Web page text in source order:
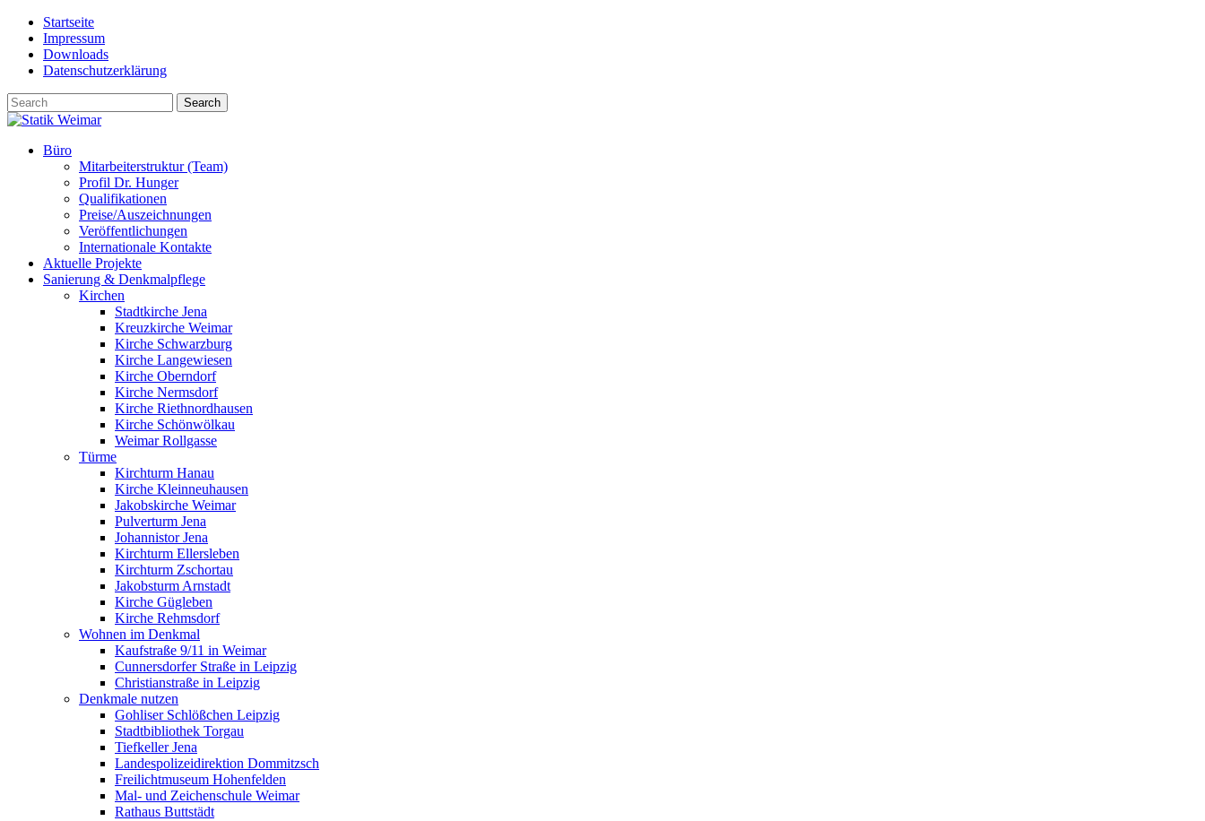
Skip
content
Startseite
Impressum
Downloads
Datenschutzerklärung
Büro
Mitarbeiterstruktur (Team)
Profil Dr. Hunger
Qualifikationen
Preise/Auszeichnungen
Veröffentlichungen
Internationale Kontakte
Aktuelle Projekte
Sanierung & Denkmalpflege
Kirchen
Stadtkirche Jena
Kreuzkirche Weimar
Kirche Schwarzburg
Kirche Langewiesen
Kirche Oberndorf
Kirche Nermsdorf
Kirche Riethnordhausen
Kirche Schönwölkau
Weimar Rollgasse
Türme
Kirchturm Hanau
Kirche Kleinneuhausen
Jakobskirche Weimar
Pulverturm Jena
Johannistor Jena
Kirchturm Ellersleben
Kirchturm Zschortau
Jakobsturm Arnstadt
Kirche Gügleben
Kirche Rehmsdorf
Wohnen im Denkmal
Kaufstraße 9/11 in Weimar
Cunnersdorfer Straße in Leipzig
Christianstraße in Leipzig
Denkmale nutzen
Gohliser Schlößchen Leipzig
Stadtbibliothek Torgau
Tiefkeller Jena
Landespolizeidirektion Dommitzsch
Freilichtmuseum Hohenfelden
Mal- und Zeichenschule Weimar
Rathaus Buttstädt